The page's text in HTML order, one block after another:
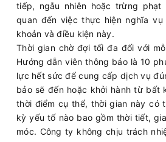
tiếp, ngẫu nhiên hoặc trừng phạt
quan đến việc thực hiện nghĩa
khoản và điều kiện này.
Thời gian chờ đợi tối đa đối với
Hướng dẫn viên thông báo là 10
lực hết sức để cung cấp dịch vụ
bảo sẽ đến hoặc khởi hành từ bất
thời điểm cụ thể, thời gian này có
kỳ yếu tố nào bao gồm thời tiết,
móc. Công ty không chịu trách